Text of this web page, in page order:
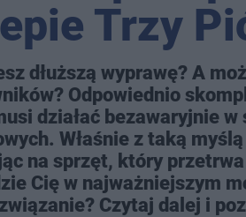
Trzy
dłuższą wyprawę? A
Odpowiednio
działać bezawaryjnie
Właśnie z taką
na sprzęt, który
Cię w najważniejszym
Czytaj dalej i